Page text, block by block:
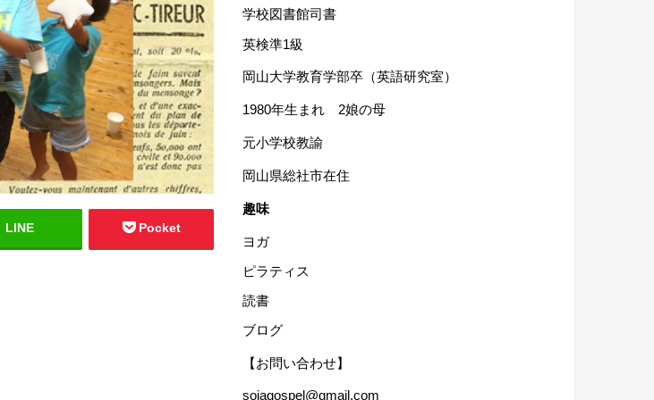
LINE Pocket
学校図書館司書
英検準1級
岡山大学教育学部卒（英語研究室）
1980年生まれ 2娘の母
元小学校教諭
岡山県総社市在住
趣味
ヨガ
ピラティス
読書
ブログ
【お問い合わせ】
sojagospel@gmail.com